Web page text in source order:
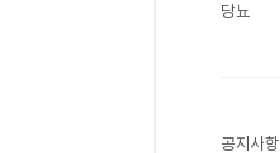
당뇨
공지사항